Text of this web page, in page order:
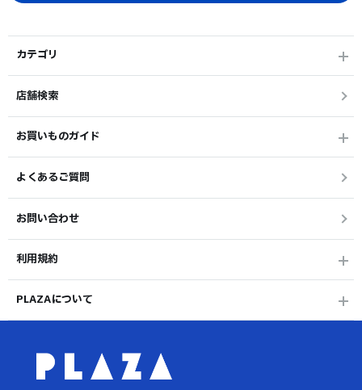
カテゴリ
店舗検索
お買いものガイド
よくあるご質問
お問い合わせ
利用規約
PLAZAについて